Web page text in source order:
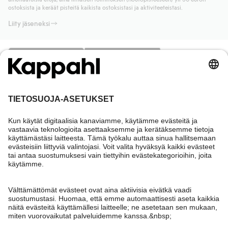
ostoksista ja keräät pisteitä kaikista ostoksistasi ja aktiviteeteistasi.
Liity jäseneksi
Tarvitsetko apua?
Asiakaspalvelu
Usein kysyttyä
Tilaus
Ota yhteyttä
Kappahl Club
Kappahl Club
Jäsenyysehdot
Tietoa Kappahl Group
Kestävä kehitys
Ehdot & käytännöt